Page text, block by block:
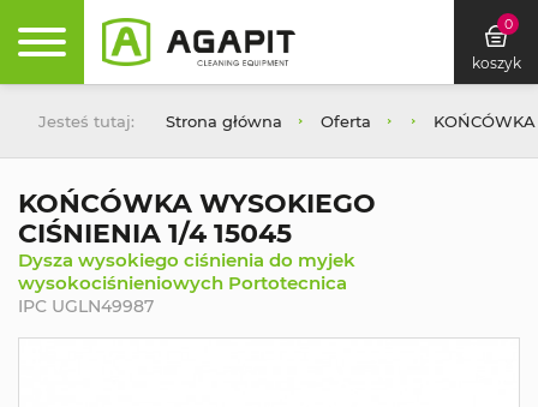
0
koszyk
Jesteś tutaj: Strona główna Oferta
KOŃCÓWKA WYSOKIEGO
CIŚNIENIA 1/4 15045
Dysza wysokiego ciśnienia do myjek
wysokociśnieniowych Portotecnica
IPC UGLN49987